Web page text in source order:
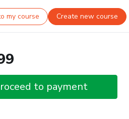
my course Create new course
to payment